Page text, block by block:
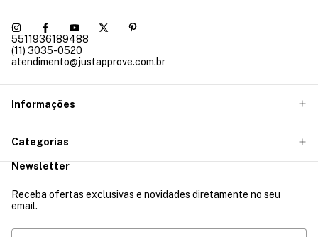
5511936189488
(11) 3035-0520
atendimento@justapprove.com.br
Informações
Categorias
Newsletter
Receba ofertas exclusivas e novidades diretamente no seu
email.